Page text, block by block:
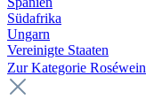
Südafrika
Ungarn
Vereinigte Staaten
Zur Kategorie Roséwein